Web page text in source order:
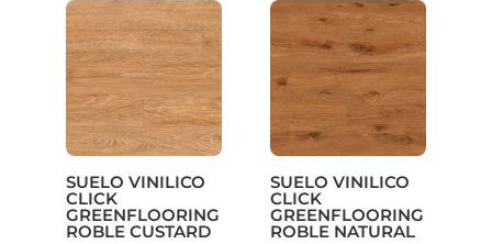
SUELO VINILICO
CLICK
GREENFLOORING
ROBLE CUSTARD
SUELO VINILICO
CLICK
GREENFLOORING
ROBLE NATURAL